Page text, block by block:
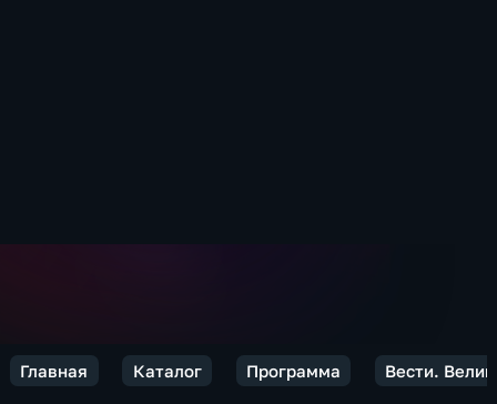
Главная Каталог Программа Вести.